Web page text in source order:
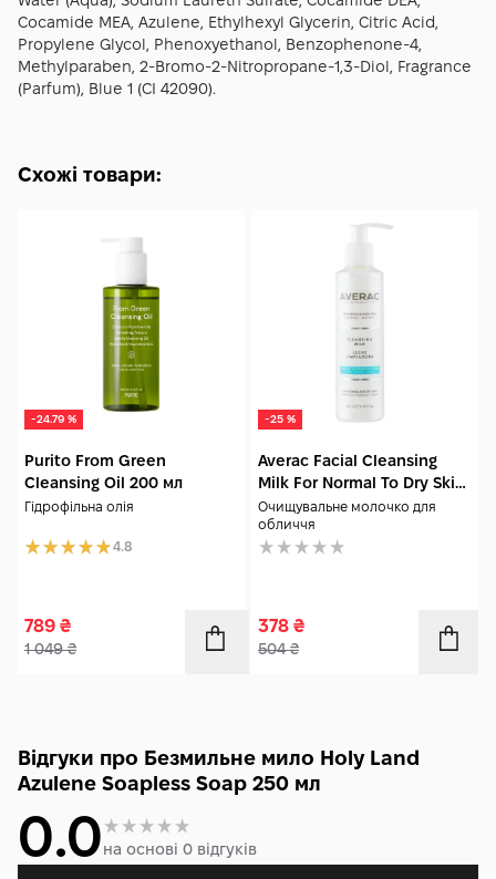
стабільний комфорт, рівний відблиск і чистий, охайний
фініш щодня, без пересушення і подразнення.
Cocamide MEA, Azulene, Ethylhexyl Glycerin, Citric Acid,
Propylene Glycol, Phenoxyethanol, Benzophenone-4,
Methylparaben, 2-Bromo-2-Nitropropane-1,3-Diol, Fragrance
(Parfum), Blue 1 (CI 42090).
Схожі товари:
-24.79 %
Purito From Green
Cleansing Oil 200 мл
Гідрофільна олія
4.8
789 ₴
1 049₴
-25 %
Averac Facial Cleansing
Milk For Normal To Dry Skin
200 мл
Очищувальне молочко для
обличчя
378 ₴
504₴
Відгуки про Безмильне мило Holy Land
Azulene Soapless Soap 250 мл
0.0на основі 0 відгуків